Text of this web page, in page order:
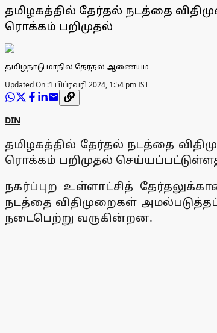
தமிழகத்தில் தேர்தல் நடத்தை
ரொக்கம் பறிமுதல்
தமிழ்நாடு மாநில தேர்தல் ஆணையம்
Updated On :1 பிப்ரவரி 2024, 1:54 pm IST
DIN
தமிழகத்தில் தேர்தல் நடத்தை
ரொக்கம் பறிமுதல்
நகர்ப்புற உள்ளாட்சித்
நடத்தை விதிமுறைகள்
நடைபெற்று வருகின்றன.